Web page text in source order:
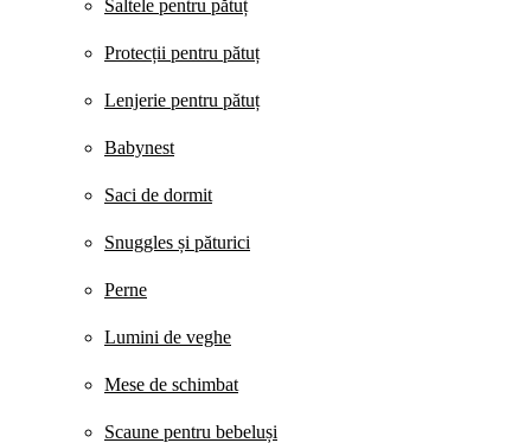
Saltele pentru pătuț
Protecții pentru pătuț
Lenjerie pentru pătuț
Babynest
Saci de dormit
Snuggles și păturici
Perne
Lumini de veghe
Mese de schimbat
Scaune pentru bebeluși